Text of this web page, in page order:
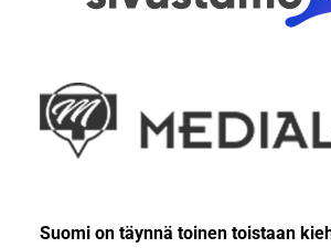
Suomi on täynnä toinen toistaan